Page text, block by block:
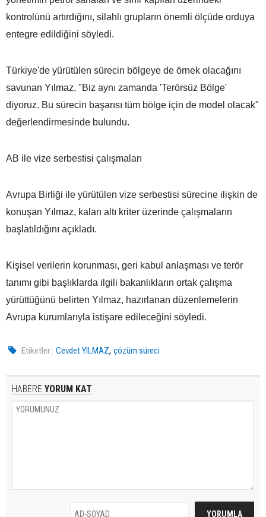
kontrolünü artırdığını, silahlı grupların önemli ölçüde orduya
entegre edildiğini söyledi.
Türkiye'de yürütülen sürecin bölgeye de örnek olacağını
savunan Yılmaz, "Biz aynı zamanda 'Terörsüz Bölge'
diyoruz. Bu sürecin başarısı tüm bölge için de model olacak"
değerlendirmesinde bulundu.
AB ile vize serbestisi çalışmaları
Avrupa Birliği ile yürütülen vize serbestisi sürecine ilişkin de
konuşan Yılmaz, kalan altı kriter üzerinde çalışmaların
başlatıldığını açıkladı.
Kişisel verilerin korunması, geri kabul anlaşması ve terör
tanımı gibi başlıklarda ilgili bakanlıkların ortak çalışma
yürüttüğünü belirten Yılmaz, hazırlanan düzenlemelerin
Avrupa kurumlarıyla istişare edileceğini söyledi.
Etiketler : Cevdet YILMAZ,çözüm süreci
HABERE YORUM KAT